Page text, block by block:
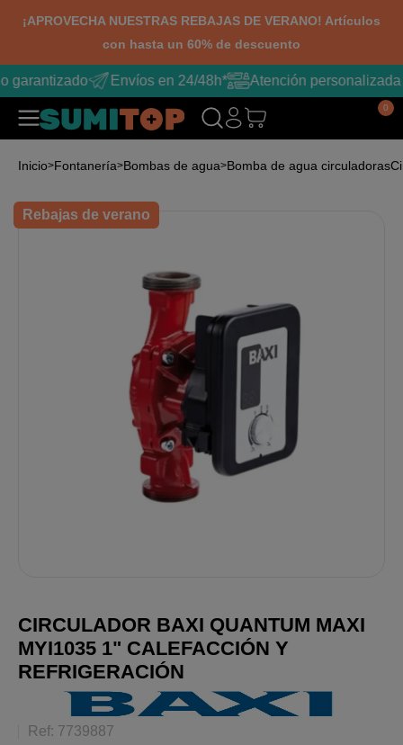
¡APROVECHA NUESTRAS REBAJAS DE VERANO! Artículos
con hasta un 60% de descuento
garantizado Envíos en 24/48h* Atención personalizada
0
Inicio Fontanería Bombas de agua Bomba de agua circuladoras
Rebajas de verano
CIRCULADOR BAXI QUANTUM MAXI
MYI1035 1" CALEFACCIÓN Y
REFRIGERACIÓN
Ref: 7739887